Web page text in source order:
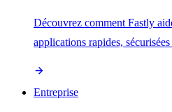
Découvrez comment Fastly
applications rapides,
Entreprise